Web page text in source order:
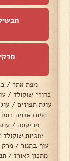
מפת אתר /
כדורי שוקולד /
עוגת תפוזים /
תפוח אדמה
פריקסה /
עוגיות שוקולד
עוף בתנור /
מתכון לאורז /